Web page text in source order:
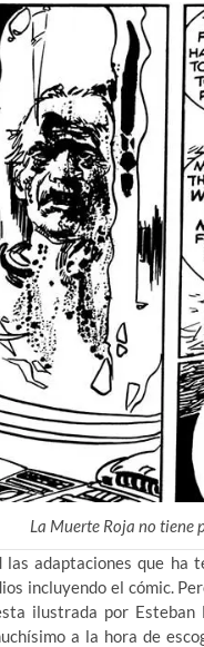
La Muerte Roja no tiene
adaptaciones que
incluyendo el cómic.
ilustrada por Esteban
a la hora de